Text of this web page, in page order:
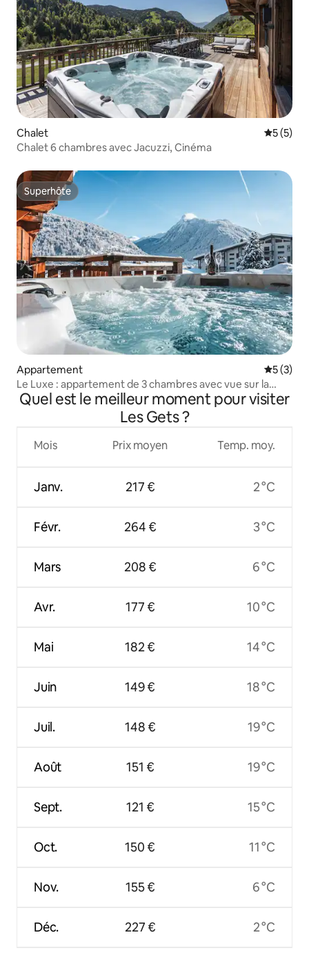
Chalet
5 (5)
Chalet 6 chambres avec Jacuzzi, Cinéma
Superhôte
Superhôte
Appartement
5 (3)
Le Luxe : appartement de 3 chambres avec vue sur la
montagne et jacuzzi
Quel est le meilleur moment pour visiter
Les Gets ?
Mois
Janv.
Févr.
Mars
Avr.
Mai
Juin
Juil.
Août
Sept.
Oct.
Nov.
Déc.
Prix moyen
217 €
264 €
208 €
177 €
182 €
149 €
148 €
151 €
121 €
150 €
155 €
227 €
Temp. moy.
2 °C
3 °C
6 °C
10 °C
14 °C
18 °C
19 °C
19 °C
15 °C
11 °C
6 °C
2 °C